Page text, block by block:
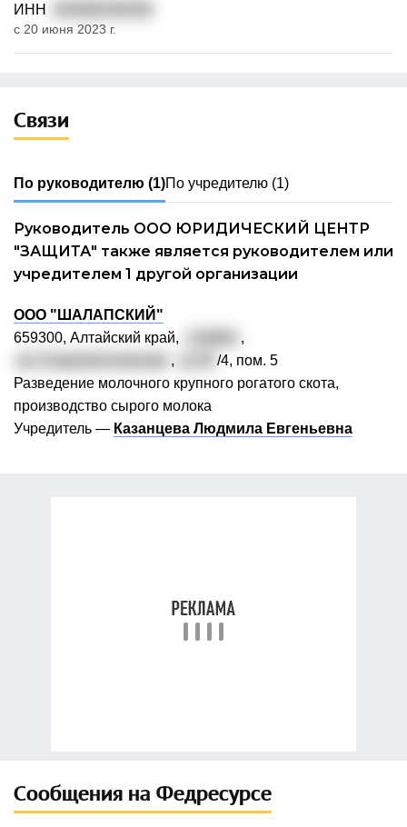
ИНН
с 20 июня 2023 г.
Связи
По руководителю (1)По учредителю (1)
Руководитель ООО ЮРИДИЧЕСКИЙ ЦЕНТР
"ЗАЩИТА" также является руководителем или
учредителем 1 другой организации
ООО "ШАЛАПСКИЙ"
659300, Алтайский край,
,
,
/4, пом. 5
Разведение молочного крупного рогатого скота,
производство сырого молока
Учредитель — Казанцева Людмила Евгеньевна
Сообщения на Федресурсе